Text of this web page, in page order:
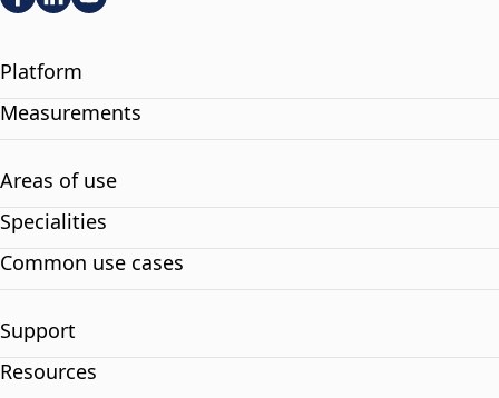
Platform
Measurements
Areas of use
Specialities
Common use cases
Support
Resources